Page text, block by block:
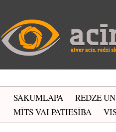
SĀKUMLAPA REDZE
MĪTS VAI PATIESĪBA